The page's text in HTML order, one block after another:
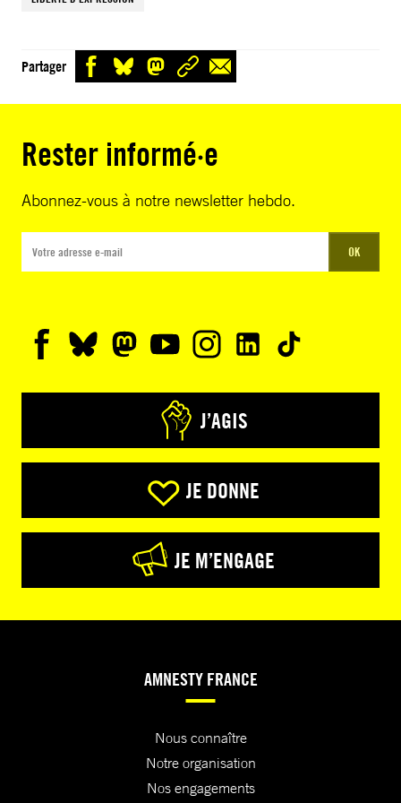
Partager
Rester informé·e
Abonnez-vous à notre newsletter hebdo.
OK
J’AGIS
JE DONNE
JE M’ENGAGE
AMNESTY FRANCE
Nous connaître
Notre organisation
Nos engagements